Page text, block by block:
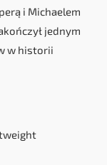
i Michaelem
jednym
w historii